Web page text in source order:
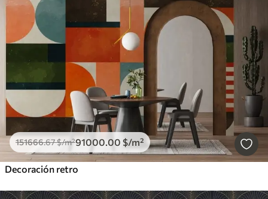
151666.67$/m²91000 .00 $/m²
Decoración retro